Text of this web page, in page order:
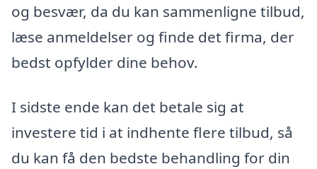
og besvær, da du kan sammenligne tilbud,
læse anmeldelser og finde det firma, der
bedst opfylder dine behov.
I sidste ende kan det betale sig at
investere tid i at indhente flere tilbud, så
du kan få den bedste behandling for din